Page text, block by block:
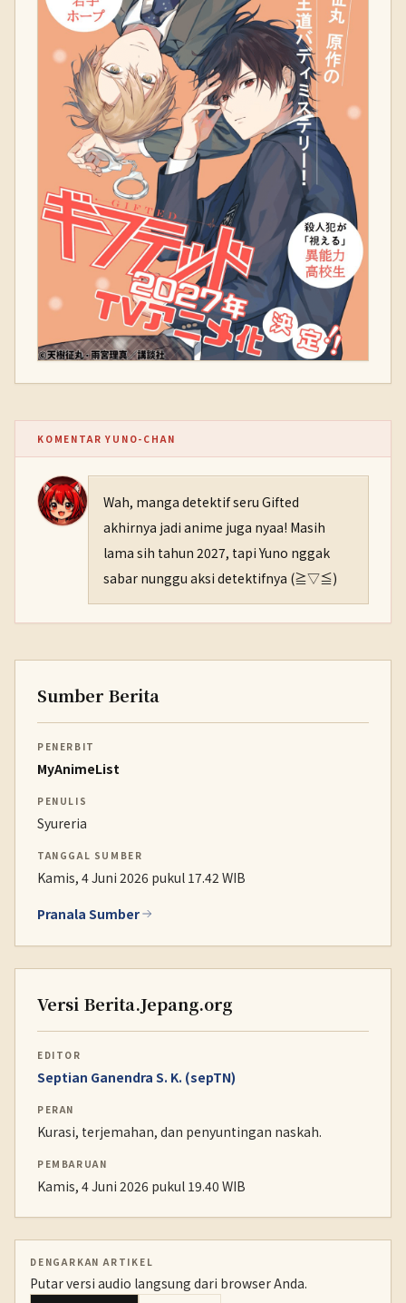
KOMENTAR YUNO-CHAN
Wah, manga detektif seru Gifted
akhirnya jadi anime juga nyaa! Masih
lama sih tahun 2027, tapi Yuno nggak
sabar nunggu aksi detektifnya (⁠≧⁠▽⁠≦⁠)
Sumber Berita
PENERBIT
MyAnimeList
PENULIS
Syureria
TANGGAL SUMBER
Kamis, 4 Juni 2026 pukul 17.42 WIB
Pranala Sumber
Versi Berita.Jepang.org
EDITOR
Septian Ganendra S. K. (sepTN)
PERAN
Kurasi, terjemahan, dan penyuntingan naskah.
PEMBARUAN
Kamis, 4 Juni 2026 pukul 19.40 WIB
DENGARKAN ARTIKEL
Putar versi audio langsung dari browser Anda.